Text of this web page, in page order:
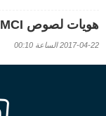
هويات لصوص BMCI الذين كشفتهم إمرأة
2017-04-22 الساعة 00:10